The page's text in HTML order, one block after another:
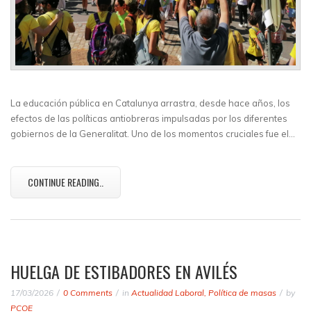
La educación pública en Catalunya arrastra, desde hace años, los
efectos de las políticas antiobreras impulsadas por los diferentes
gobiernos de la Generalitat. Uno de los momentos cruciales fue el…
CONTINUE READING..
HUELGA DE ESTIBADORES EN AVILÉS
17/03/2026 0 Comments in Actualidad Laboral, Política de masas
by
PCOE